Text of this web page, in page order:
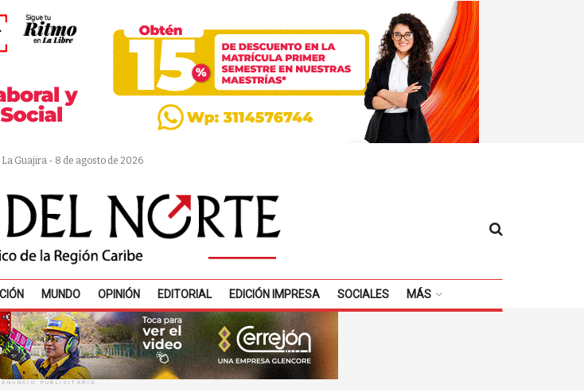
Guajira - 8 de agosto de 2026
MUNDO OPINIÓN EDITORIAL EDICIÓN IMPRESA SOCIALES MÁS
ANUNCIO PUBLICITARIO